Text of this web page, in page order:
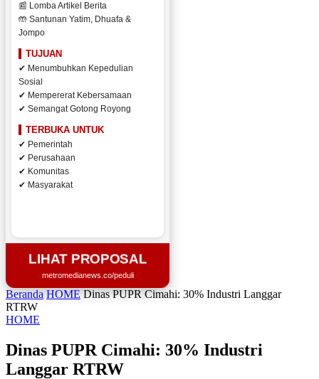
📰 Lomba Artikel Berita
🤲 Santunan Yatim, Dhuafa &
Jompo
TUJUAN
✔ Menumbuhkan Kepedulian
Sosial
✔ Mempererat Kebersamaan
✔ Semangat Gotong Royong
TERBUKA UNTUK
✔ Pemerintah
✔ Perusahaan
✔ Komunitas
✔ Masyarakat
LIHAT PROPOSAL
metromedianews.co/peduli
Beranda HOME Dinas PUPR Cimahi: 30% Industri Langgar
RTRW
HOME
Dinas PUPR Cimahi: 30% Industri
Langgar RTRW